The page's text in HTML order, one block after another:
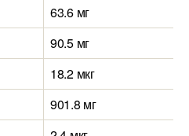
63.6 мг
90.5 мг
18.2 мкг
901.8 мг